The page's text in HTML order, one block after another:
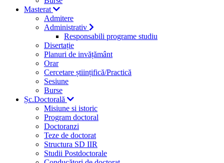
Masterat
Admitere
Administrativ
Responsabili programe studiu
Disertație
Planuri de invățământ
Orar
Cercetare științifică/Practică
Sesiune
Burse
Șc.Doctorală
Misiune si istoric
Program doctoral
Doctoranzi
Teze de doctorat
Structura SD IIR
Studii Postdoctorale